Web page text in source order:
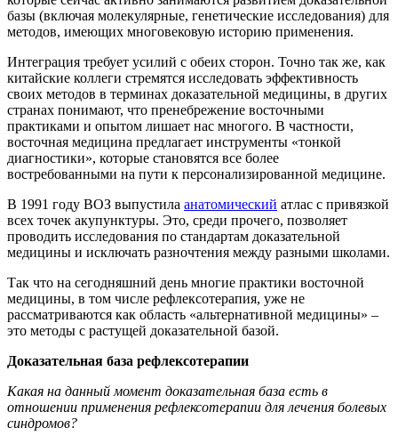
базы (включая молекулярные, генетические исследования) для
методов, имеющих многовековую историю применения.
Интеграция требует усилий с обеих сторон. Точно так же, как
китайские коллеги стремятся исследовать эффективность
своих методов в терминах доказательной медицины, в других
странах понимают, что пренебрежение восточными
практиками и опытом лишает нас многого. В частности,
восточная медицина предлагает инструменты «тонкой
диагностики», которые становятся все более
востребованными на пути к персонализированной медицине.
В 1991 году ВОЗ выпустила анатомический атлас с привязкой
всех точек акупунктуры. Это, среди прочего, позволяет
проводить исследования по стандартам доказательной
медицины и исключать разночтения между разными школами.
Так что на сегодняшний день многие практики восточной
медицины, в том числе рефлексотерапия, уже не
рассматриваются как область «альтернативной медицины» –
это методы с растущей доказательной базой.
Доказательная база рефлексотерапии
Какая на данный момент доказательная база есть в
отношении применения рефлексотерапии для лечения болевых
синдромов?